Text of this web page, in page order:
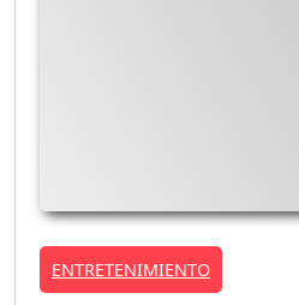
ENTRETENIMIENTO